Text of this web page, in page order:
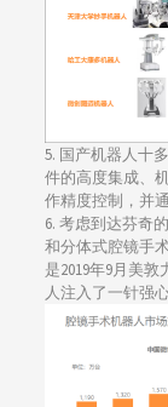
5. 国产机器人十
件的高度集成、
作精度控制，并
6. 考虑到达芬奇
和分体式腔镜手
是2019年9月美
人注入了一针强心